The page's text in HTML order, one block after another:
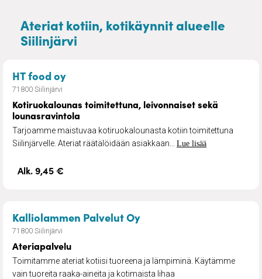
Ateriat kotiin, kotikäynnit alueelle
Siilinjärvi
HT food oy– Kotiruokalounas toimitettuna,
71800 Siilinjärvi
Kotiruokalounas toimitettuna, leivonnaiset sekä
lounasravintola
Tarjoamme maistuvaa kotiruokalounasta kotiin toimitettuna
Siilinjärvelle. Ateriat räätälöidään asiakkaan... Lue lisää
Alk. 9,45 €
Kalliolammen Palvelut Oy– Ateriapalvelu
71800 Siilinjärvi
Ateriapalvelu
Toimitamme ateriat kotiisi tuoreena ja lämpiminä. Käytämme
vain tuoreita raaka-aineita ja kotimaista lihaa